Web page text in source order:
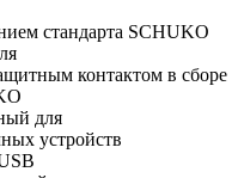
стандарта SCHUKO
контактом в сборе
для
устройств